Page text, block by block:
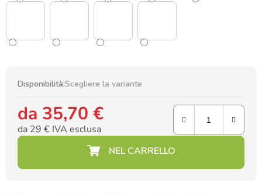
Disponibilità:Scegliere la variante
da 35,70 €
da 29 € IVA esclusa
Prezzo della misura: